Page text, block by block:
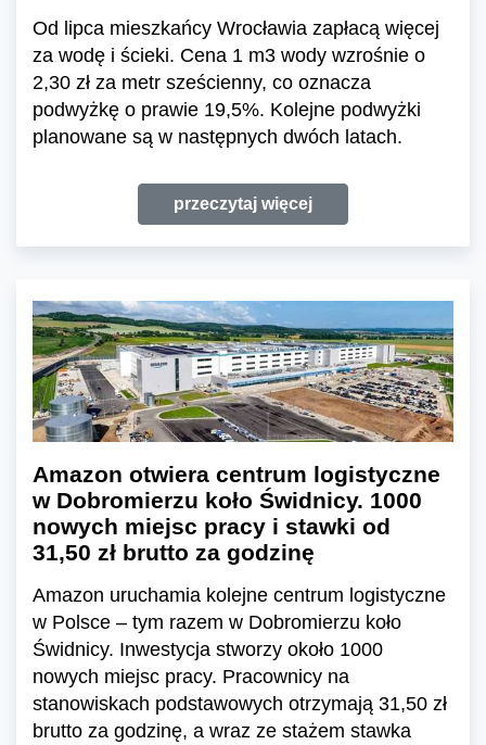
Od lipca mieszkańcy Wrocławia zapłacą więcej
za wodę i ścieki. Cena 1 m3 wody wzrośnie o
2,30 zł za metr sześcienny, co oznacza
podwyżkę o prawie 19,5%. Kolejne podwyżki
planowane są w następnych dwóch latach.
przeczytaj więcej
Amazon otwiera centrum logistyczne
w Dobromierzu koło Świdnicy. 1000
nowych miejsc pracy i stawki od
31,50 zł brutto za godzinę
Amazon uruchamia kolejne centrum logistyczne
w Polsce – tym razem w Dobromierzu koło
Świdnicy. Inwestycja stworzy około 1000
nowych miejsc pracy. Pracownicy na
stanowiskach podstawowych otrzymają 31,50 zł
brutto za godzinę, a wraz ze stażem stawka